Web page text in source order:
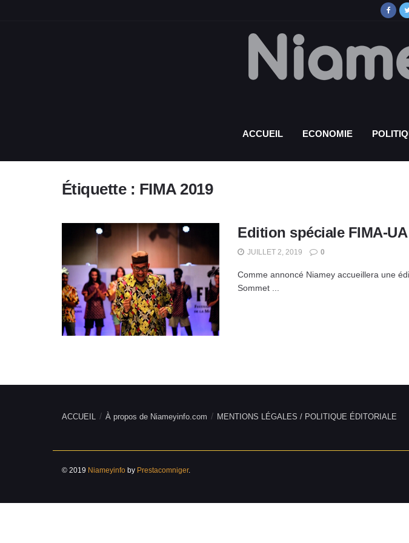
ACCUEIL ECONOMIE
Étiquette : FIMA 2019
Edition spéciale FIMA-
JUILLET 2, 2019 0
Comme annoncé Niamey accueillera une
Sommet ...
ACCUEIL À propos de Niameyinfo.com MENTIONS LÉGALES / POLITIQUE ÉDITORIALE
© 2019 Niameyinfo by Prestacomniger.